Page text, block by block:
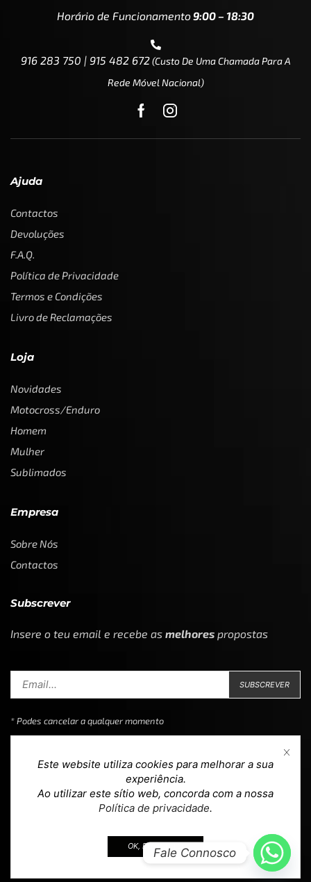
Horário de Funcionamento9:00 – 18:30
916 283 750 | 915 482 672(custo De Uma Chamada Para A
Rede Móvel Nacional)
Ajuda
Contactos
Devoluções
F.A.Q.
Política de Privacidade
Termos e Condições
Livro de Reclamações
Loja
Novidades
Motocross/Enduro
Homem
Mulher
Sublimados
Empresa
Sobre Nós
Contactos
Subscrever
Insere o teu email e recebe as melhores propostas
* Podes cancelar a qualquer momento
Copyright © 2023Loja 39. Todos os direitos reservados.
Este website utiliza cookies para melhorar a sua
experiência.
Ao utilizar este sítio web, concorda com a nossa
Política de privacidade.
OK, EU ACEITO.Fale Connosco